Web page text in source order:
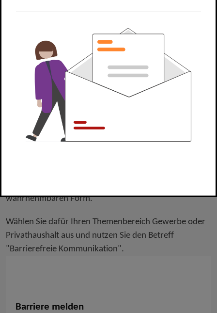
Geben Sie einfach Ihre Kontaktdaten ein und nutzen Sie
das Kommentarfeld um die Barriere genau zu
beschreiben und zu melden. Die Webadresse, auf der
Sie die Barriere gefunden haben, wird automatisch mit
dem Formular an uns übersandt.
Barrierefreie Kommunikation
Als blinder oder sehbehinderter Mensch können Sie uns
wahrnehmbaren Form.
Wählen Sie dafür Ihren Themenbereich Gewerbe oder
Privathaushalt aus und nutzen Sie den Betreff
"Barrierefreie Kommunikation".
Barriere melden